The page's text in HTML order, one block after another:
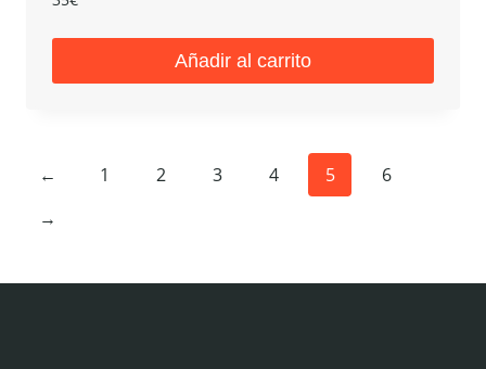
Añadir al carrito
← 1 2 3 4 5
6
→